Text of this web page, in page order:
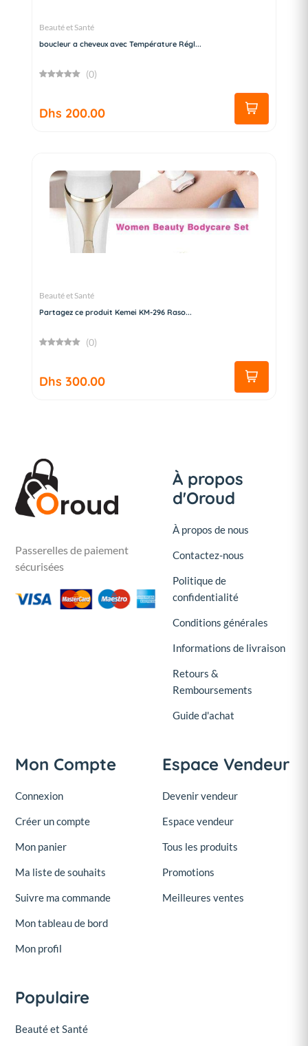
Beauté et Santé
boucleur a cheveux avec Température Régl...
(0)
Dhs 200.00
Beauté et Santé
Partagez ce produit Kemei KM-296 Raso...
(0)
Dhs 300.00
Passerelles de paiement
sécurisées
À propos
d'Oroud
À propos de nous
Contactez-nous
Politique de
confidentialité
Conditions générales
Informations de livraison
Retours &
Remboursements
Guide d'achat
Mon Compte
Connexion
Créer un compte
Mon panier
Ma liste de souhaits
Suivre ma commande
Mon tableau de bord
Mon profil
Espace Vendeur
Devenir vendeur
Espace vendeur
Tous les produits
Promotions
Meilleures ventes
Populaire
Beauté et Santé